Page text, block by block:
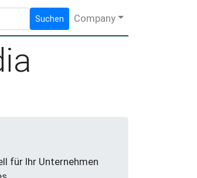
Suchen Company
für Ihr Unternehmen